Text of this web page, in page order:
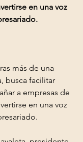
en una voz
más de una
busca facilitar
a empresas de
en una voz